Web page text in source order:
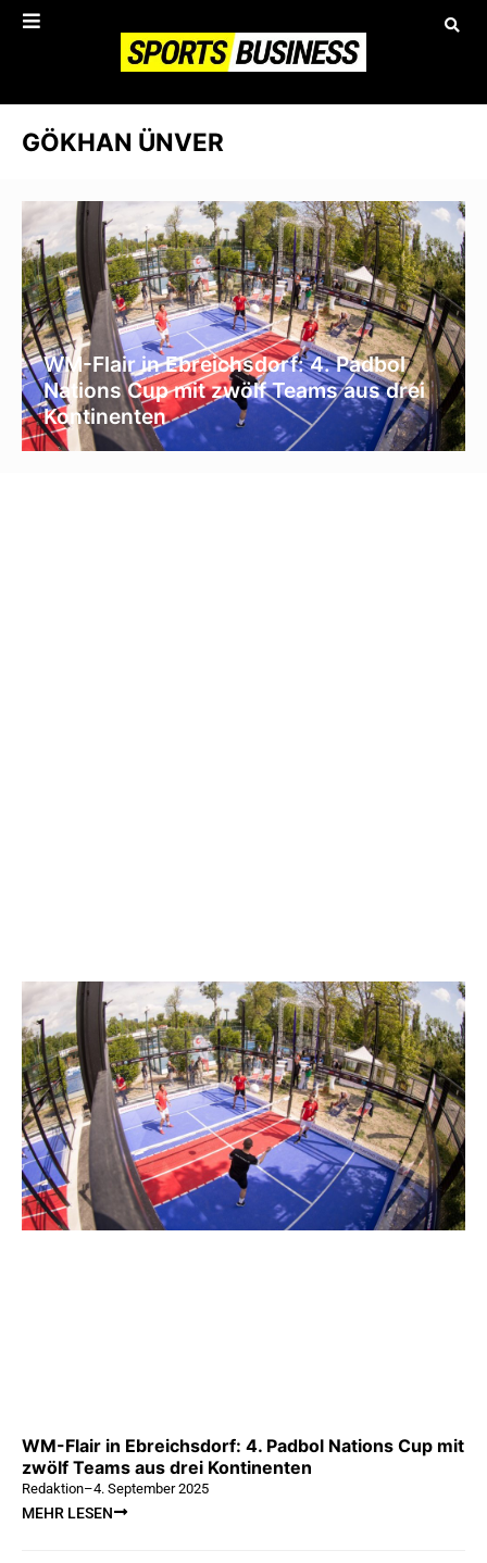
GÖKHAN ÜNVER
WM-Flair in Ebreichsdorf: 4. Padbol
Nations Cup mit zwölf Teams aus drei
Kontinenten
WM-Flair in Ebreichsdorf: 4. Padbol Nations Cup mit
zwölf Teams aus drei Kontinenten
Redaktion–4. September 2025
MEHR LESEN